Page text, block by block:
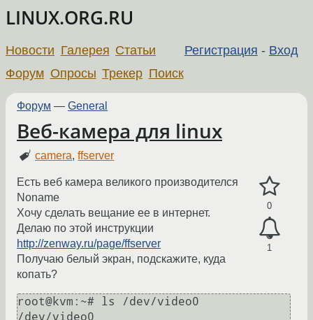
LINUX.ORG.RU
Регистрация - Вход
Новости Галерея Статьи
Форум Опросы Трекер Поиск
Форум — General
Веб-камера для linux
camera,ffserver
0
1
Есть веб камера великого производителся
Noname
Хочу сделать вещание ее в интернет.
Делаю по этой инструкции
http://zenway.ru/page/ffserver
Получаю белый экран, подскажите, куда
копать?
root@kvm:~# ls /dev/video0